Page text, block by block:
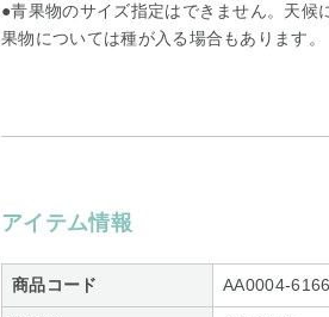
●青果物のサイズ指定はできません。天候
果物については種が入る場合もあります。
アイテム情報
商品コード AA0004-